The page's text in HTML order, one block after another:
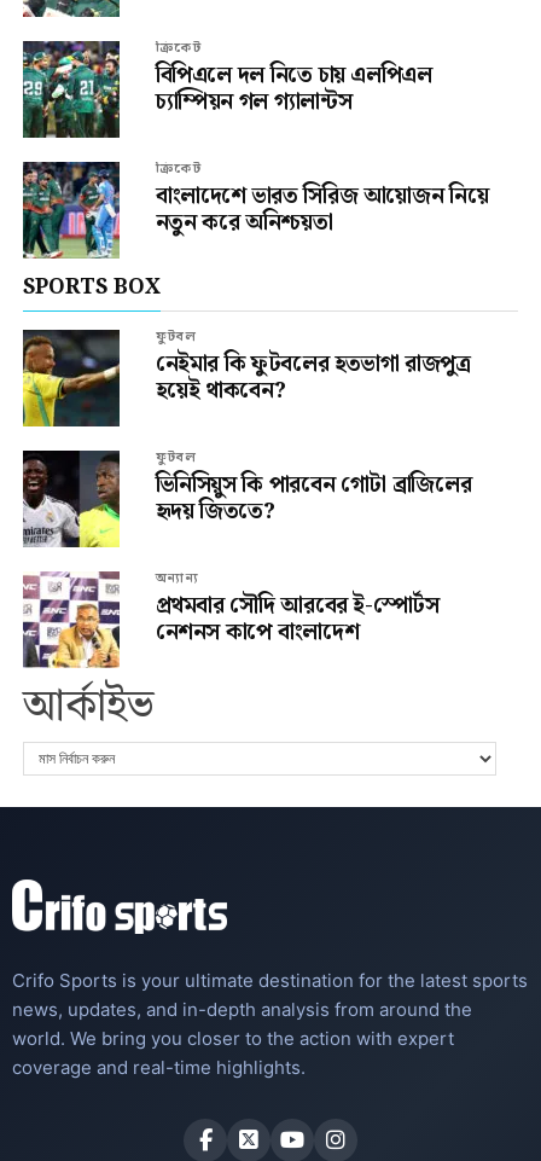
ক্রিকেট
বিপিএলে দল নিতে চায় এলপিএল
চ্যাম্পিয়ন গল গ্যালান্টস
ক্রিকেট
বাংলাদেশে ভারত সিরিজ আয়োজন নিয়ে
নতুন করে অনিশ্চয়তা
SPORTS BOX
ফুটবল
নেইমার কি ফুটবলের হতভাগা রাজপুত্র
হয়েই থাকবেন?
ফুটবল
ভিনিসিয়ুস কি পারবেন গোটা ব্রাজিলের
হৃদয় জিততে?
অন্যান্য
প্রথমবার সৌদি আরবের ই-স্পোর্টস
নেশনস কাপে বাংলাদেশ
আর্কাইভ
Crifo Sports is your ultimate destination for the latest sports
news, updates, and in-depth analysis from around the
world. We bring you closer to the action with expert
coverage and real-time highlights.